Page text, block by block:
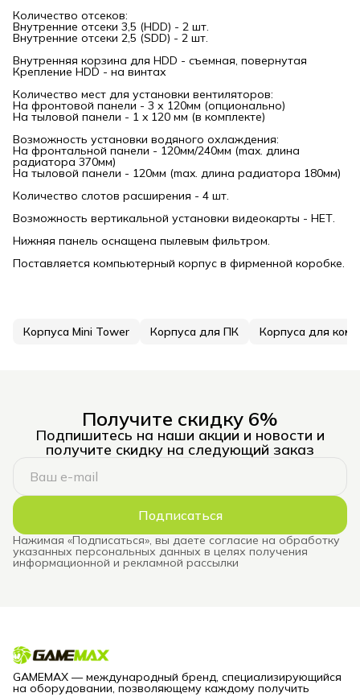
Количество отсеков:
Внутренние отсеки 3,5 (HDD) - 2 шт.
Внутренние отсеки 2,5 (SDD) - 2 шт.
Внутренняя корзина для HDD - съемная, повернутая
Крепление HDD - на винтах
Количество мест для установки вентиляторов:
На фронтовой панели - 3 х 120мм (опционально)
На тыловой панели - 1 x 120 мм (в комплекте)
Возможность установки водяного охлаждения:
На фронтальной панели - 120мм/240мм (max. длина
радиатора 370мм)
На тыловой панели - 120мм (max. длина радиатора 180мм)
Количество слотов расширения - 4 шт.
Возможность вертикальной установки видеокарты - НЕТ.
Нижняя панель оснащена пылевым фильтром.
Поставляется компьютерный корпус в фирменной коробке.
Корпуса Mini Tower Корпуса для ПК Корпуса для
Получите скидку 6%
Подпишитесь на наши акции и новости и
получите скидку на следующий заказ
Подписаться
Нажимая «Подписаться», вы даете согласие на обработку
указанных персональных данных в целях получения
информационной и рекламной рассылки
GAMEMAX — международный бренд, специализирующийся
на оборудовании, позволяющему каждому получить